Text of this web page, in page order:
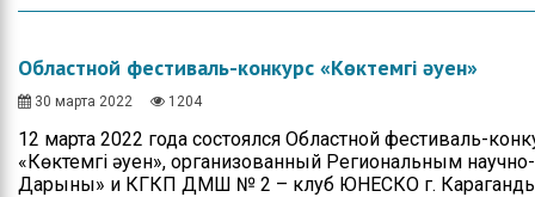
Областной фестиваль-конкурс «Көктемгі әуен»
30 марта 2022 1204
12 марта 2022 года состоялся Областной фестиваль-
«Көктемгі әуен», организованный Региональным
Дарыны» и КГКП ДМШ № 2 – клуб ЮНЕСКО г.